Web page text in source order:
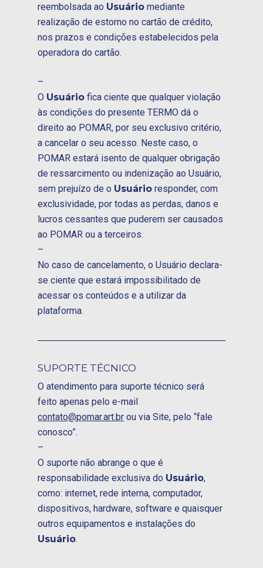
reembolsada ao Usuário mediante
realização de estorno no cartão de crédito,
nos prazos e condições estabelecidos pela
operadora do cartão.
–
O Usuário fica ciente que qualquer violação
às condições do presente TERMO dá o
direito ao POMAR, por seu exclusivo critério,
a cancelar o seu acesso. Neste caso, o
POMAR estará isento de qualquer obrigação
de ressarcimento ou indenização ao Usuário,
sem prejuízo de o Usuário responder, com
exclusividade, por todas as perdas, danos e
lucros cessantes que puderem ser causados
ao POMAR ou a terceiros.
–
No caso de cancelamento, o Usuário declara-
se ciente que estará impossibilitado de
acessar os conteúdos e a utilizar da
plataforma.
SUPORTE TÉCNICO
O atendimento para suporte técnico será
feito apenas pelo e-mail
contato@pomar.art.br ou via Site, pelo “fale
conosco”.
–
O suporte não abrange o que é
responsabilidade exclusiva do Usuário,
como: internet, rede interna, computador,
dispositivos, hardware, software e quaisquer
outros equipamentos e instalações do
Usuário.